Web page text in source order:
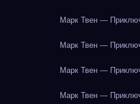
Марк Твен —
Марк Твен —
Марк Твен —
Марк Твен —